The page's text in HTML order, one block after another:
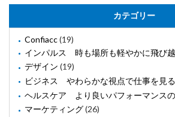
カテゴリー
Confiacc(19)
インパルス 時も場所も軽やかに飛び
デザイン (19)
ビジネス やわらかな視点で仕事を見る
ヘルスケア より良いパフォーマンス
マーケティング(26)